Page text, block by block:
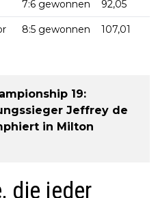
7:6 gewonnen 92,05
8:5 gewonnen 107,01
19:
Jeffrey de
in Milton
die jeder